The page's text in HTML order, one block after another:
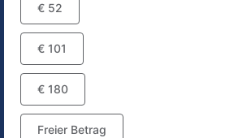
€ 52
€ 101
€ 180
Freier Betrag